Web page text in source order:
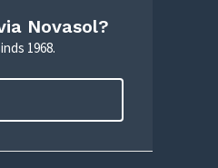
Novasol?
1968.